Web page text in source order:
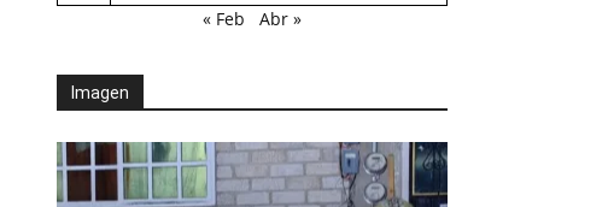
« Feb
Abr »
Imagen